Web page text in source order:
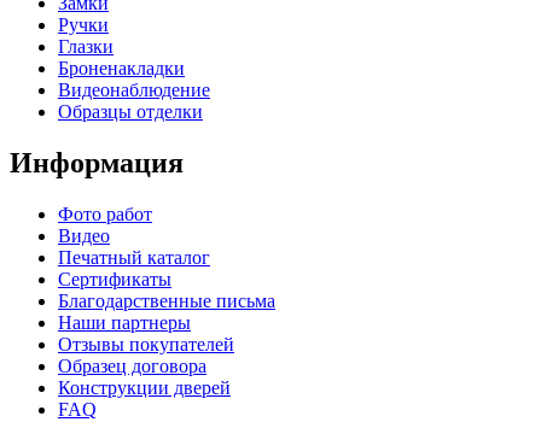
Ручки
Глазки
Броненакладки
Видеонаблюдение
Образцы отделки
Информация
Фото работ
Видео
Печатный каталог
Сертификаты
Благодарственные письма
Наши партнеры
Отзывы покупателей
Образец договора
Конструкции дверей
FAQ